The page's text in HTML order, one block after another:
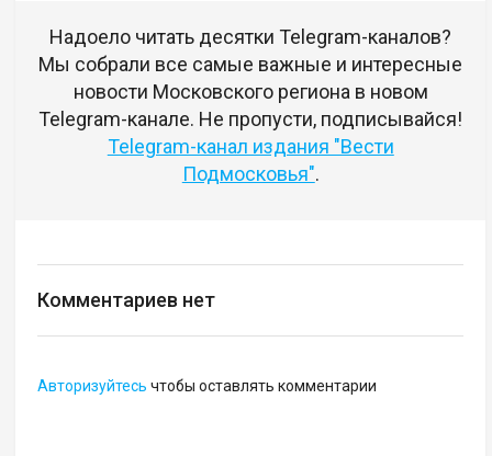
Надоело читать десятки Telegram-каналов?
Мы собрали все самые важные и интересные
новости Московского региона в новом
Telegram-канале. Не пропусти, подписывайся!
Telegram-канал издания "Вести
Подмосковья".
Комментариев нет
Авторизуйтесь чтобы оставлять комментарии